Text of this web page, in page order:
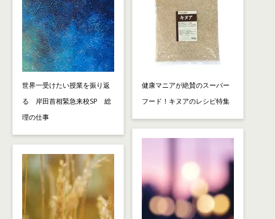
世界一受けたい授業を振り返
る 岸田首相緊急来校SP 総
理の仕事
健康マニアが絶賛のスーパー
フード！キヌアのレシピ特集